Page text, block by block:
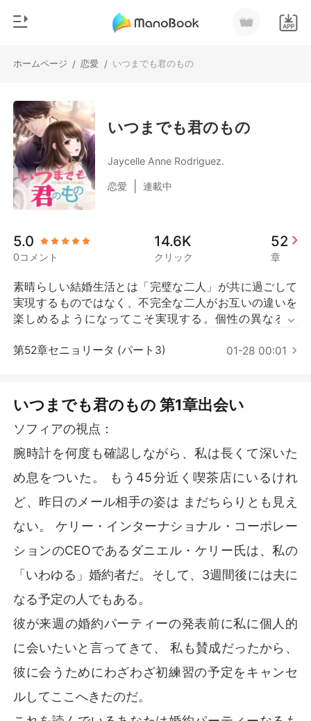
ホームページ / 恋愛 / いつまでも君のもの
チャージ
閲覧履歴
ログアウトします
検索
ジャンル
都市
恋愛
人狼
マフィア
短編傑作
いつまでも君のもの
Jaycelle Anne Rodriguez.
恋愛 連載中
5.0
0コメント
14.6K
クリック
52
章
素晴らしい結婚生活とは「完璧な二人」が共に過ごして
実現するものではなく、不完全な二人がお互いの違いを
楽しめるようになってこそ実現する。個性の異なる６
ル……。彼らの物語を見てみよう。彼らは恋に落ちるの
   冷たく無礼で傲慢なナルシスト。これが、ソフィア・
イザベルが結婚相手のダニエル・ケリーに下した評価
だ。過去のトラウマと正義感から、彼の不遜な性格にも
関わらず彼女は結婚に同意した。最初からいがみ合って
いた二人は、それぞれの利益のために結婚をせざるを得
なかった。
    問題は、いつまで二人が向き合えるかだ。最後には自
分の気持ちを認めるのか、互いに頑固であり続けるの
か。
* * *
    マディリン・デイビスは、何不自由ない暮らしをしな
がらも、彼女の「やりたいことリスト」を埋まられずに
いた。ある日、CEOの個人秘書になった彼女に、無骨で
ハンサムな上司、ガブリエル・ウィルソンズが、人生を
というもの。
    愛のない相手と結婚するだけでも大変なのに、それが
だなんて。辛いだろうな。
    彼の気晴らしにでもなればと思ったマディリンは結婚
第52章セニョリータ (パート3) 01-28 00:01
いつまでも君のもの 第1章出会い
ソフィアの視点：
腕時計を何度も確認しながら、私は長くて深いた
め息をついた。 もう45分近く喫茶店にいるけれ
ど、昨日のメール相手の姿は まだちらりとも見え
ない。 ケリー・インターナショナル・コーポレー
ションのCEOであるダニエル・ケリー氏は、私の
「いわゆる」婚約者だ。そして、3週間後には夫に
なる予定の人でもある。
彼が来週の婚約パーティーの発表前に私に個人的
に会いたいと言ってきて、 私も賛成だったから、
彼に会うためにわざわざ初練習の予定をキャンセ
ルしてここへきたのだ。